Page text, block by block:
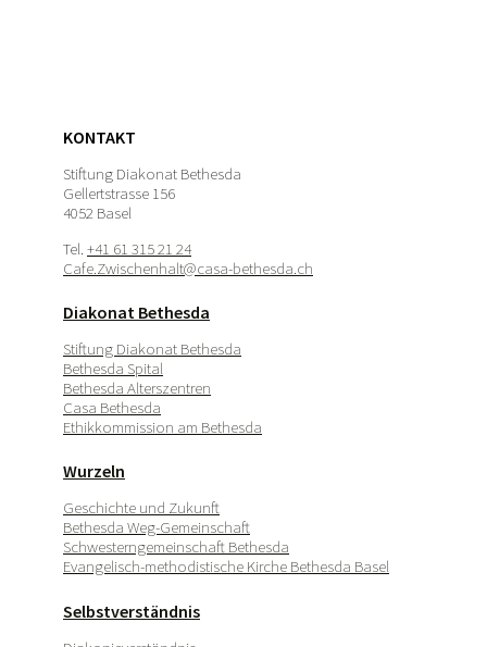
KONTAKT
Stiftung Diakonat Bethesda
Gellertstrasse 156
4052 Basel
Tel. +41 61 315 21 24
Cafe.Zwischenhalt@casa-bethesda.ch
Diakonat Bethesda
Stiftung Diakonat Bethesda
Bethesda Spital
Bethesda Alterszentren
Casa Bethesda
Ethikkommission am Bethesda
Wurzeln
Geschichte und Zukunft
Bethesda Weg-Gemeinschaft
Schwesterngemeinschaft Bethesda
Evangelisch-methodistische Kirche Bethesda Basel
Selbstverständnis